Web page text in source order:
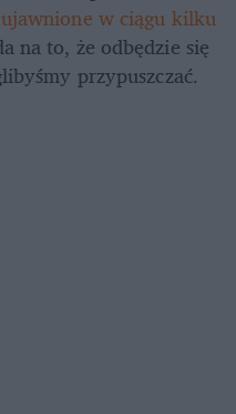
w ciągu kilku
na to, że odbędzie się
przypuszczać.